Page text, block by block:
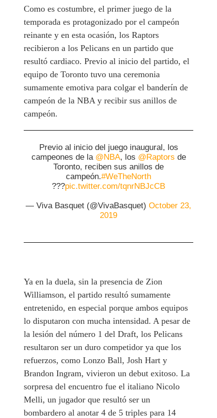
Como es costumbre, el primer juego de la
temporada es protagonizado por el campeón
reinante y en esta ocasión, los Raptors
recibieron a los Pelicans en un partido que
resultó cardiaco. Previo al inicio del partido, el
equipo de Toronto tuvo una ceremonia
sumamente emotiva para colgar el banderín de
campeón de la NBA y recibir sus anillos de
campeón.
Previo al inicio del juego inaugural, los
campeones de la @NBA, los @Raptors de
Toronto, reciben sus anillos de
campeón.#WeTheNorth
???pic.twitter.com/tqnrNBJcCB
— Viva Basquet (@VivaBasquet) October 23,
2019
Ya en la duela, sin la presencia de Zion
Williamson, el partido resultó sumamente
entretenido, en especial porque ambos equipos
lo disputaron con mucha intensidad. A pesar de
la lesión del número 1 del Draft, los Pelicans
resultaron ser un duro competidor ya que los
refuerzos, como Lonzo Ball, Josh Hart y
Brandon Ingram, vivieron un debut exitoso. La
sorpresa del encuentro fue el italiano Nicolo
Melli, un jugador que resultó ser un
bombardero al anotar 4 de 5 triples para 14